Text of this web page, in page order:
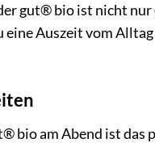
gut® bio ist nicht nur
eine Auszeit vom
bio am Abend ist das